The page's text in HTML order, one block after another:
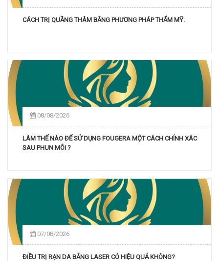
CÁCH TRỊ QUẦNG THÂM BẰNG PHƯƠNG PHÁP THẨM MỸ.
08/08/2026
LÀM THẾ NÀO ĐỂ SỬ DỤNG FOUGERA MỘT CÁCH CHÍNH XÁC
SAU PHUN MÔI ?
07/08/2026
ĐIỀU TRỊ RẠN DA BẰNG LASER CÓ HIỆU QUẢ KHÔNG?